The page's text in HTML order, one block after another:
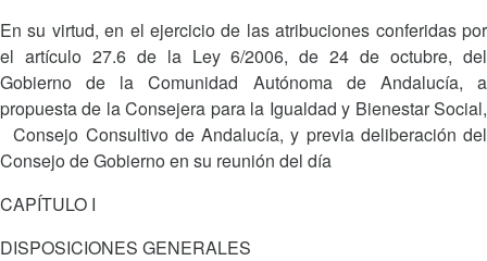
En su virtud, en el ejercicio de las atribuciones conferidas por
el artículo 27.6 de la Ley 6/2006, de 24 de octubre, del
Gobierno de la Comunidad Autónoma de Andalucía, a
propuesta de la Consejera para la Igualdad y Bienestar Social,
Consejo Consultivo de Andalucía, y previa deliberación del
Consejo de Gobierno en su reunión del día
CAPÍTULO I
DISPOSICIONES GENERALES